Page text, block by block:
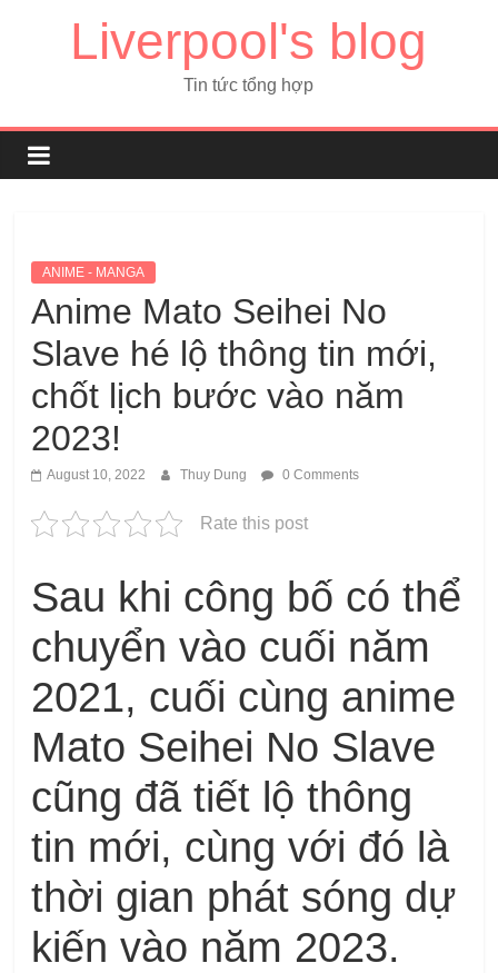
Liverpool's blog
Tin tức tổng hợp
ANIME - MANGA
Anime Mato Seihei No
Slave hé lộ thông tin mới,
chốt lịch bước vào năm
2023!
August 10, 2022 Thuy Dung 0 Comments
Rate this post
Sau khi công bố có thể
chuyển vào cuối năm
2021, cuối cùng anime
Mato Seihei No Slave
cũng đã tiết lộ thông
tin mới, cùng với đó là
thời gian phát sóng dự
kiến ​​vào năm 2023.